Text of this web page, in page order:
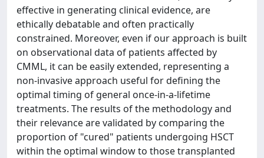
effective in generating clinical evidence, are
ethically debatable and often practically
constrained. Moreover, even if our approach is built
on observational data of patients affected by
CMML, it can be easily extended, representing a
non-invasive approach useful for defining the
optimal timing of general once-in-a-lifetime
treatments. The results of the methodology and
their relevance are validated by comparing the
proportion of "cured" patients undergoing HSCT
within the optimal window to those transplanted